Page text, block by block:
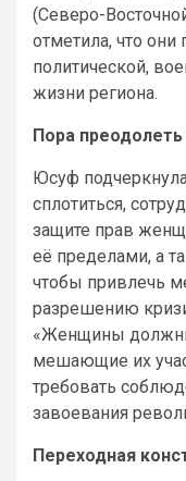
(Северо-
отметила, что они
политической,
жизни региона.
Пора преодолеть
Юсуф
сплотиться,
защите прав
её пределами, а
чтобы привлечь
разрешению
«Женщины
мешающие их
требовать
завоевания
Переходная